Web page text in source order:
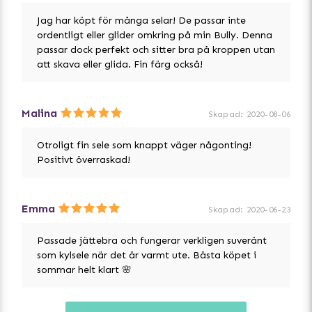
Springer Spaniel.
L - Schäfer, Siberian Husky, Golden Retriever, Australian
Shepherd, Malinois.
XL - Labrador Retriever, Boxer, Schäfer, Golden
Jag har köpt för många selar! De passar inte
ordentligt eller glider omkring på min Bully. Denna
passar dock perfekt och sitter bra på kroppen utan
att skava eller glida. Fin färg också!
Malina Skapad: 2020-08-06
Otroligt fin sele som knappt väger någonting!
Positivt överraskad!
Emma Skapad: 2020-06-23
Passade jättebra och fungerar verkligen suveränt
som kylsele när det är varmt ute. Bästa köpet i
sommar helt klart 🌸